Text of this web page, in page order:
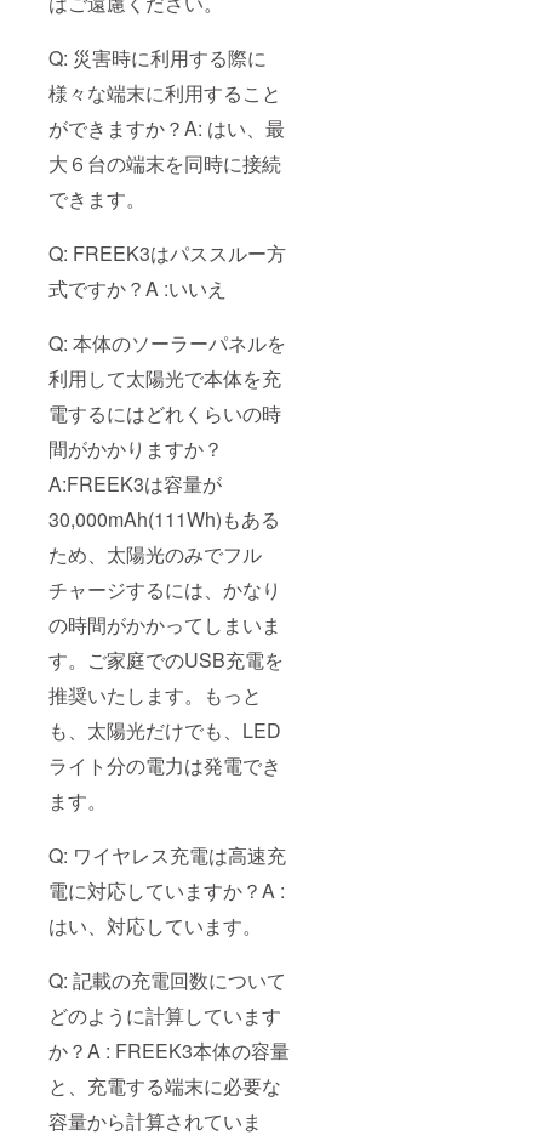
Q: 災害時に利用する際に
様々な端末に利用すること
ができますか？A: はい、最
大６台の端末を同時に接続
できます。
Q: FREEK3はパススルー方
式ですか？A :いいえ
Q: 本体のソーラーパネルを
利用して太陽光で本体を充
電するにはどれくらいの時
間がかかりますか？
A:FREEK3は容量が
30,000mAh(111Wh)もある
ため、太陽光のみでフル
チャージするには、かなり
の時間がかかってしまいま
す。ご家庭でのUSB充電を
推奨いたします。もっと
も、太陽光だけでも、LED
ライト分の電力は発電でき
ます。
Q: ワイヤレス充電は高速充
電に対応していますか？A :
はい、対応しています。
Q: 記載の充電回数について
どのように計算しています
か？A : FREEK3本体の容量
と、充電する端末に必要な
容量から計算されていま